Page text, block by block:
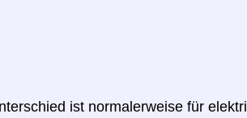
ist normalerweise für